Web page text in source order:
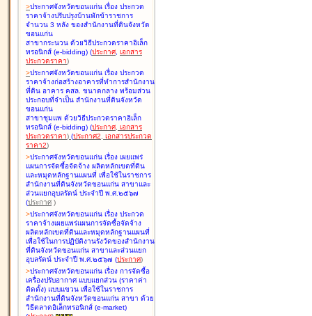
>ประกาศจังหวัดขอนแก่น เรื่อง ประกวด
ราคาจ้างปรับปรุงบ้านพักข้าราชการ
จำนวน 3 หลัง ของสำนักงานที่ดินจังหวัด
ขอนแก่น
สาขากระนวน ด้วยวิธีประกวดราคาอิเล็ก
ทรอนิกส์ (e-bidding) (ประกาศ, เอกสาร
ประกวดราคา)
>ประกาศจังหวัดขอนแก่น เรื่อง ประกวด
ราคาจ้างก่อสร้างอาคารที่ทำการสำนักงาน
ที่ดิน อาคาร คสล. ขนาดกลาง พร้อมส่วน
ประกอบที่จำเป็น สำนักงานที่ดินจังหวัด
ขอนแก่น
สาขาชุมแพ ด้วยวิธีประกวดราคาอิเล็ก
ทรอนิกส์ (e-bidding) (ประกาศ, เอกสาร
ประกวดราคา) (ประกาศ2, เอกสารประกวด
ราคา2)
>ประกาศจังหวัดขอนแก่น เรื่อง เผยแพร่
แผนการจัดซื้อจัดจ้าง ผลิตหลักเขตที่ดิน
และหมุดหลักฐานแผนที่ เพื่อใช้ในราชการ
สำนักงานที่ดินจังหวัดขอนแก่น สาขาและ
ส่วนแยกอุบลรัตน์ ประจำปี พ.ศ.๒๕๖๗
(ประกาศ )
>ประกาศจังหวัดขอนแก่น เรื่อง ประกวด
ราคาจ้างเผยแพร่แผนการจัดซื้อจัดจ้าง
ผลิตหลักเขตที่ดินและหมุดหลักฐานแผนที่
เพื่อใช้ในการปฏิบัติงานรังวัดของสำนักงาน
ที่ดินจังหวัดขอนแก่น สาขาและส่วนแยก
อุบลรัตน์ ประจำปี พ.ศ.๒๕๖๗ (ประกาศ)
>ประกาศจังหวัดขอนแก่น เรื่อง การจัดซื้อ
เครื่องปรับอากาศ แบบแยกส่วน (ราคาค่า
ติดตั้ง) แบบแขวน เพื่อใช้ในราชการ
สำนักงานที่ดินจังหวัดขอนแก่น สาขา ด้วย
วิธีตลาดอิเล็กทรอนิกส์ (e-market)